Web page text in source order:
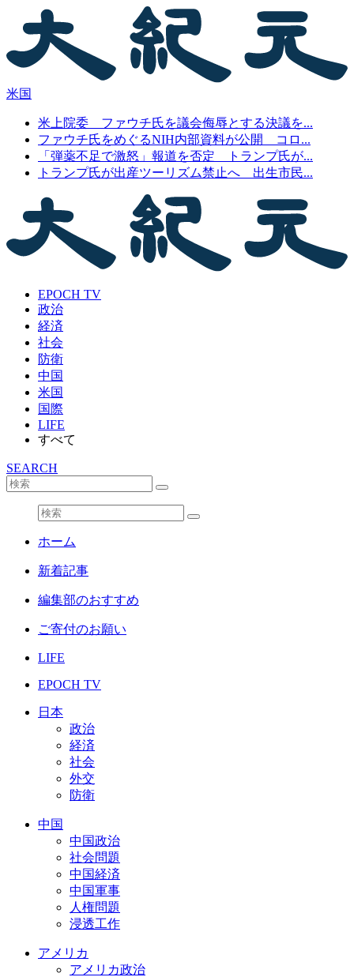
米国
米上院委 ファウチ氏を議会侮辱とする決議を...
ファウチ氏をめぐるNIH内部資料が公開 コロ...
「弾薬不足で激怒」報道を否定 トランプ氏が...
トランプ氏が出産ツーリズム禁止へ 出生市民...
EPOCH TV
政治
経済
社会
防衛
中国
米国
国際
LIFE
すべて
SEARCH
ホーム
新着記事
編集部のおすすめ
ご寄付のお願い
LIFE
EPOCH TV
日本
政治
経済
社会
外交
防衛
中国
中国政治
社会問題
中国経済
中国軍事
人権問題
浸透工作
アメリカ
アメリカ政治